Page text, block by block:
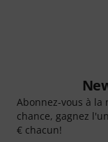
Abonnez-vous à la
chance, gagnez
€ chacun!